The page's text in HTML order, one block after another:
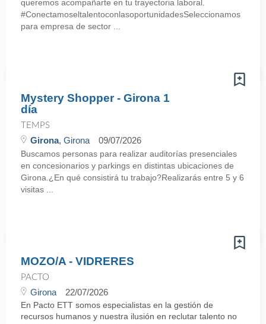
queremos acompañarte en tu trayectoria laboral.
#ConectamoseltalentoconlasoportunidadesSeleccionamos
para empresa de sector ...
Mystery Shopper - Girona 1
día
TEMPS
Girona, Girona 09/07/2026
Buscamos personas para realizar auditorías presenciales
en concesionarios y parkings en distintas ubicaciones de
Girona.¿En qué consistirá tu trabajo?Realizarás entre 5 y 6
visitas ...
MOZO/A - VIDRERES
PACTO
Girona 22/07/2026
En Pacto ETT somos especialistas en la gestión de
recursos humanos y nuestra ilusión en reclutar talento no